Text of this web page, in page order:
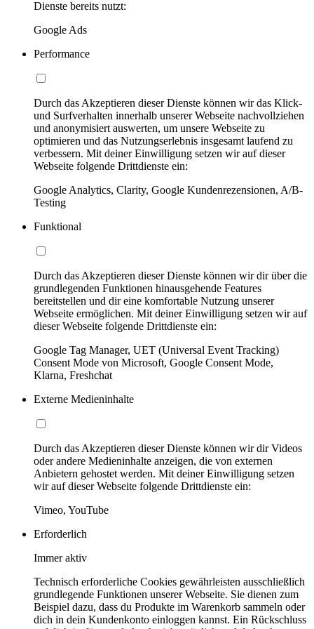
Dienste bereits nutzt:
Google Ads
Performance
Durch das Akzeptieren dieser Dienste können wir das Klick-
und Surfverhalten innerhalb unserer Webseite nachvollziehen
und anonymisiert auswerten, um unsere Webseite zu
optimieren und das Nutzungserlebnis insgesamt laufend zu
verbessern. Mit deiner Einwilligung setzen wir auf dieser
Webseite folgende Drittdienste ein:
Google Analytics, Clarity, Google Kundenrezensionen, A/B-
Testing
Funktional
Durch das Akzeptieren dieser Dienste können wir dir über die
grundlegenden Funktionen hinausgehende Features
bereitstellen und dir eine komfortable Nutzung unserer
Webseite ermöglichen. Mit deiner Einwilligung setzen wir auf
dieser Webseite folgende Drittdienste ein:
Google Tag Manager, UET (Universal Event Tracking)
Consent Mode von Microsoft, Google Consent Mode,
Klarna, Freshchat
Externe Medieninhalte
Durch das Akzeptieren dieser Dienste können wir dir Videos
oder andere Medieninhalte anzeigen, die von externen
Anbietern gehostet werden. Mit deiner Einwilligung setzen
wir auf dieser Webseite folgende Drittdienste ein:
Vimeo, YouTube
Erforderlich
Immer aktiv
Technisch erforderliche Cookies gewährleisten ausschließlich
grundlegende Funktionen unserer Webseite. Sie dienen zum
Beispiel dazu, dass du Produkte im Warenkorb sammeln oder
dich in dein Kundenkonto einloggen kannst. Ein Rückschluss